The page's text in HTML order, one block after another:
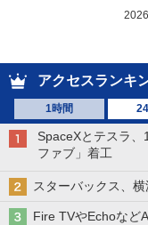
アクセスランキ
1時間
SpaceXとテスラ
ファブ」着工
スターバックス、
Fire TVやEchoな